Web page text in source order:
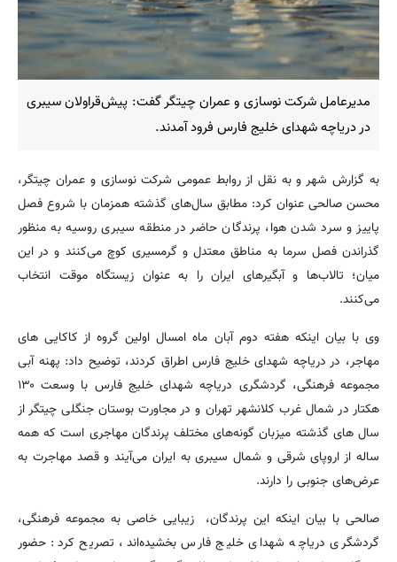
مدیرعامل شرکت نوسازی و عمران چیتگر گفت: پیش‌قراولان سیبری
در دریاچه شهدای خلیج فارس فرود آمدند.
به گزارش شهر و به نقل از روابط عمومی شرکت نوسازی و عمران چیتگر،
محسن صالحی عنوان کرد: مطابق سال‌های گذشته همزمان با شروع فصل
پاییز و سرد شدن هوا، پرندگان حاضر در منطقه سیبری روسیه به منظور
گذراندن فصل سرما به مناطق معتدل و گرمسیری کوچ می‌کنند و در این
میان؛ تالاب‌ها و آبگیرهای ایران را به عنوان زیستگاه موقت انتخاب
می‌کنند.
وی با بیان اینکه هفته دوم آبان ماه امسال اولین گروه از کاکایی های
مهاجر، در دریاچه شهدای خلیج فارس اطراق کردند، توضیح داد: پهنه آبی
مجموعه فرهنگی، گردشگری دریاچه شهدای خلیج فارس با وسعت ۱۳۰
هکتار در شمال غرب کلانشهر تهران و در مجاورت بوستان جنگلی چیتگر از
سال های گذشته میزبان گونه‌های مختلف پرندگان مهاجری است که همه
ساله از اروپای شرقی و شمال سیبری به ایران می‌آیند و قصد مهاجرت به
عرض‌های جنوبی را دارند.
صالحی با بیان اینکه این پرندگان، زیبایی خاصی به مجموعه فرهنگی،
گردشگری دریاچه شهدای خلیج فارس بخشیده‌اند، تصریح کرد: حضور